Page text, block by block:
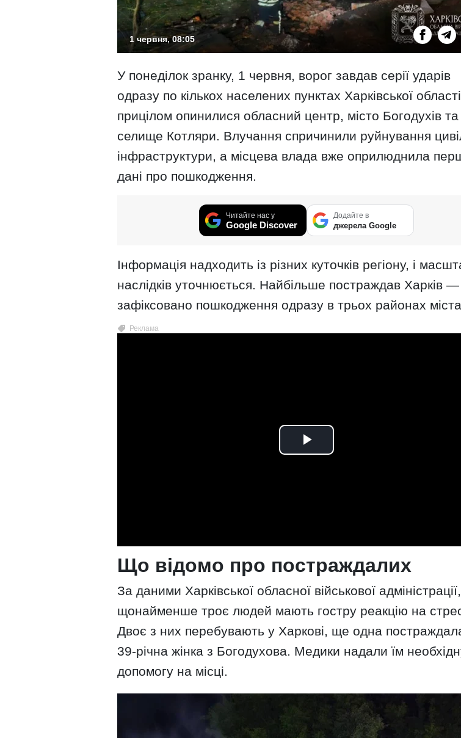
1 червня, 08:05
У понеділок зранку, 1 червня, ворог завдав серії ударів
одразу по кількох населених пунктах Харківської
прицілом опинилися обласний центр, місто Богодухів та
селище Котляри. Влучання спричинили руйнування
інфраструктури, а місцева влада вже оприлюднила
дані про пошкодження.
Читайте нас у
Google Discover
Додайте в
джерела Google
Інформація надходить із різних куточків регіону, і
наслідків уточнюється. Найбільше постраждав Харків
зафіксовано пошкодження одразу в трьох районах
Що відомо про постраждалих
За даними Харківської обласної військової адміністрації,
щонайменше троє людей мають гостру реакцію на
Двоє з них перебувають у Харкові, ще одна
39-річна жінка з Богодухова. Медики надали їм
допомогу на місці.